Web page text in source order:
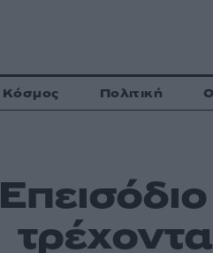
Κόσμος Πολιτική